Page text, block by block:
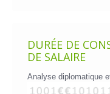
DURÉE DE
DE SALAIRE
Analyse diplomatique